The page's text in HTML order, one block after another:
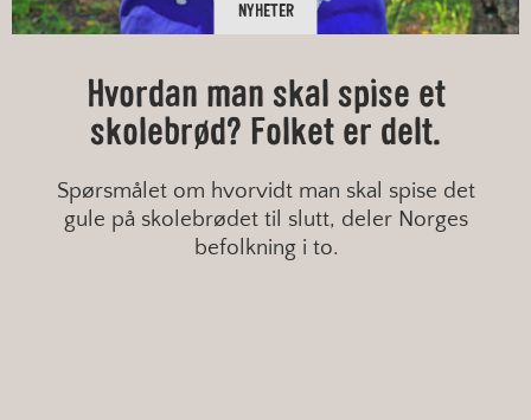
NYHETER
Hvordan man skal spise et
skolebrød? Folket er delt.
Spørsmålet om hvorvidt man skal spise det
gule på skolebrødet til slutt, deler Norges
befolkning i to.